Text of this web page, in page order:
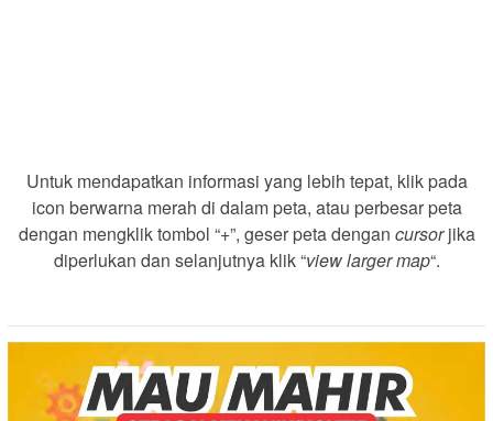
Untuk mendapatkan informasi yang lebih tepat, klik pada
icon berwarna merah di dalam peta, atau perbesar peta
dengan mengklik tombol “+”, geser peta dengan cursorjika
diperlukan dan selanjutnya klik “view larger map“.